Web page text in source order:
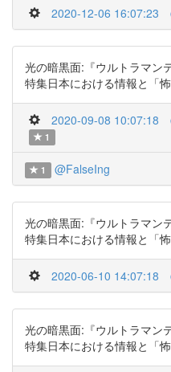
2020-12-06 16:07:23
光の暗黒面:『ウルトラマン
特集日本における情報と「
2020-09-08 10:07:18
1
1 @FalseIng
光の暗黒面:『ウルトラマン
特集日本における情報と「
2020-06-10 14:07:18
光の暗黒面:『ウルトラマン
特集日本における情報と「